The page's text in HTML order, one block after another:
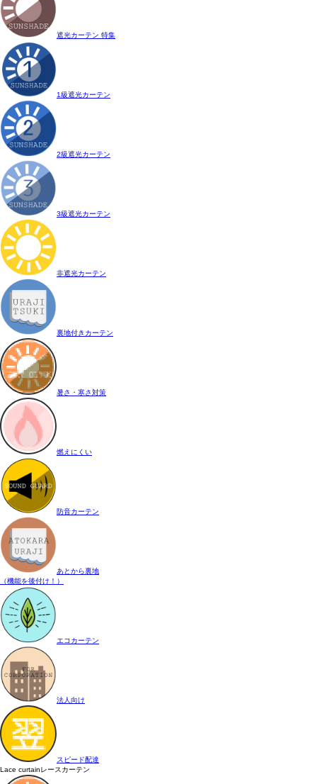
遮光カーテン 特集
1級遮光カーテン
2級遮光カーテン
3級遮光カーテン
非遮光カーテン
裏地付きカーテン
暑さ・寒さ対策
燃えにくい
防音カーテン
あとから裏地
（機能を後付け！）
エコカーテン
法人向け
スピード配達
Lace curtainレースカーテン